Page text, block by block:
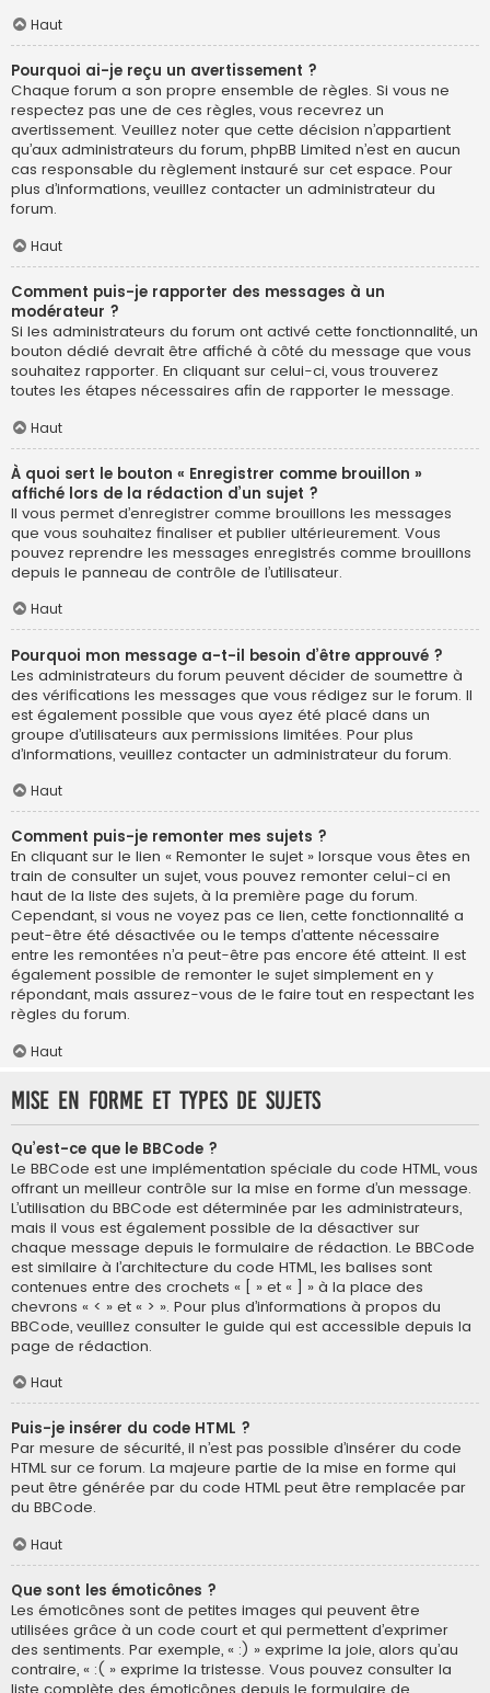
Haut
Pourquoi ai-je reçu un avertissement ?
Chaque forum a son propre ensemble de règles. Si vous ne
respectez pas une de ces règles, vous recevrez un
avertissement. Veuillez noter que cette décision n’appartient
qu’aux administrateurs du forum, phpBB Limited n’est en aucun
cas responsable du règlement instauré sur cet espace. Pour
plus d’informations, veuillez contacter un administrateur du
forum.
Haut
Comment puis-je rapporter des messages à un
modérateur ?
Si les administrateurs du forum ont activé cette fonctionnalité, un
bouton dédié devrait être affiché à côté du message que vous
souhaitez rapporter. En cliquant sur celui-ci, vous trouverez
toutes les étapes nécessaires afin de rapporter le message.
Haut
À quoi sert le bouton « Enregistrer comme brouillon »
affiché lors de la rédaction d’un sujet ?
Il vous permet d’enregistrer comme brouillons les messages
que vous souhaitez finaliser et publier ultérieurement. Vous
pouvez reprendre les messages enregistrés comme brouillons
depuis le panneau de contrôle de l’utilisateur.
Haut
Pourquoi mon message a-t-il besoin d’être approuvé ?
Les administrateurs du forum peuvent décider de soumettre à
des vérifications les messages que vous rédigez sur le forum. Il
est également possible que vous ayez été placé dans un
groupe d’utilisateurs aux permissions limitées. Pour plus
d’informations, veuillez contacter un administrateur du forum.
Haut
Comment puis-je remonter mes sujets ?
En cliquant sur le lien « Remonter le sujet » lorsque vous êtes en
train de consulter un sujet, vous pouvez remonter celui-ci en
haut de la liste des sujets, à la première page du forum.
Cependant, si vous ne voyez pas ce lien, cette fonctionnalité a
peut-être été désactivée ou le temps d’attente nécessaire
entre les remontées n’a peut-être pas encore été atteint. Il est
également possible de remonter le sujet simplement en y
répondant, mais assurez-vous de le faire tout en respectant les
règles du forum.
Haut
Mise en forme et types de sujets
Qu’est-ce que le BBCode ?
Le BBCode est une implémentation spéciale du code HTML, vous
offrant un meilleur contrôle sur la mise en forme d’un message.
L’utilisation du BBCode est déterminée par les administrateurs,
mais il vous est également possible de la désactiver sur
chaque message depuis le formulaire de rédaction. Le BBCode
est similaire à l’architecture du code HTML, les balises sont
contenues entre des crochets « [ » et « ] » à la place des
chevrons « < » et « > ». Pour plus d’informations à propos du
BBCode, veuillez consulter le guide qui est accessible depuis la
page de rédaction.
Haut
Puis-je insérer du code HTML ?
Par mesure de sécurité, il n’est pas possible d’insérer du code
HTML sur ce forum. La majeure partie de la mise en forme qui
peut être générée par du code HTML peut être remplacée par
du BBCode.
Haut
Que sont les émoticônes ?
Les émoticônes sont de petites images qui peuvent être
utilisées grâce à un code court et qui permettent d’exprimer
des sentiments. Par exemple, « :) » exprime la joie, alors qu’au
contraire, « :( » exprime la tristesse. Vous pouvez consulter la